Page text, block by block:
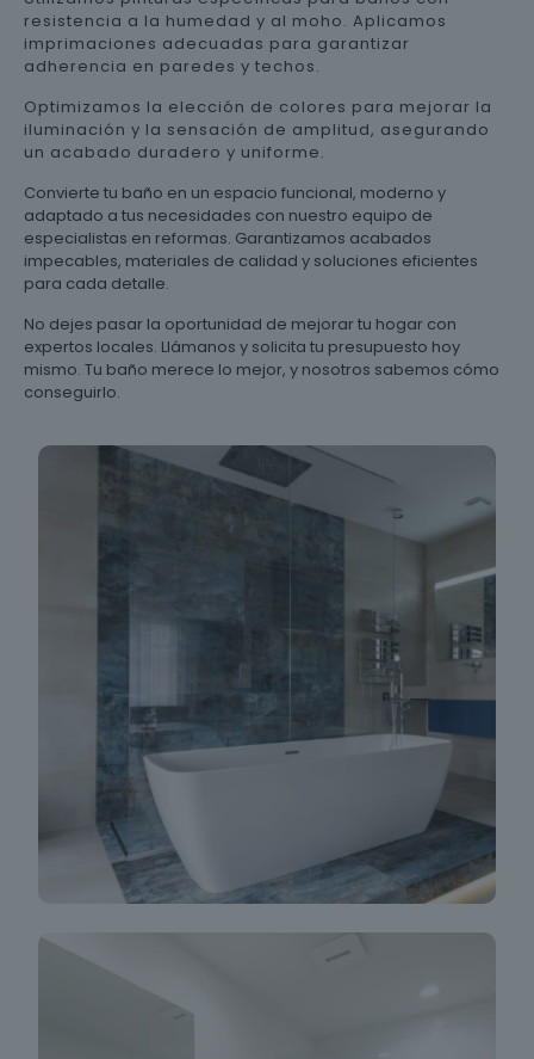
resistencia a la humedad y al moho. Aplicamos
imprimaciones adecuadas para garantizar
adherencia en paredes y techos.
Optimizamos la elección de colores para mejorar la
iluminación y la sensación de amplitud, asegurando
un acabado duradero y uniforme.
Convierte tu baño en un espacio funcional, moderno y
adaptado a tus necesidades con nuestro equipo de
especialistas en reformas. Garantizamos acabados
impecables, materiales de calidad y soluciones eficientes
para cada detalle.
No dejes pasar la oportunidad de mejorar tu hogar con
expertos locales. Llámanos y solicita tu presupuesto hoy
mismo. Tu baño merece lo mejor, y nosotros sabemos cómo
conseguirlo.